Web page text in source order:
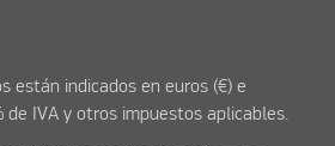
están indicados en euros (€) e
de IVA y otros impuestos aplicables.